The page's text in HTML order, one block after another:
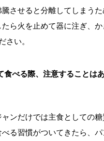
させると分離してしまう
ら火を止めて器に注ぎ、
さい。
食べる際、注意することは
ャンだけでは主食としての
る習慣がついてきたら、